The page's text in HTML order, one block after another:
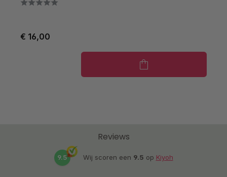
€ 16,00
Reviews
9.5 Wij scoren een 9.5 op Kiyoh